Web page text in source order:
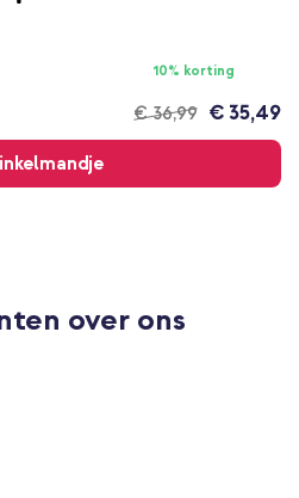
10% korting
€ 36,99 € 35,49
over ons